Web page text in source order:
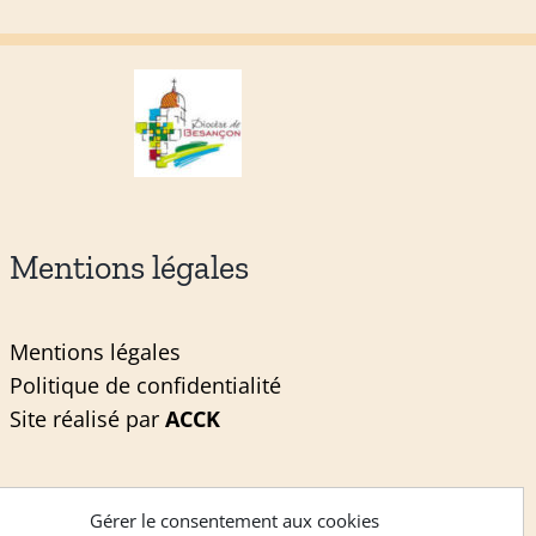
Gérer le consentement aux cookies
Mentions légales
Mentions légales
Politique de confidentialité
Site réalisé par ACCK